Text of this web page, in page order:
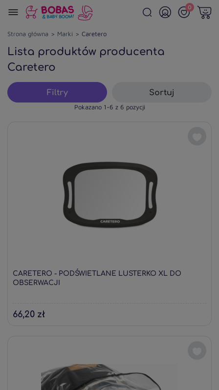
0
Strona główna Marki Caretero
Lista produktów producenta
Caretero
Filtry Sortuj
Pokazano 1-6 z 6 pozycji
CARETERO - PODŚWIETLANE LUSTERKO XL DO
OBSERWACJI
66,20 zł